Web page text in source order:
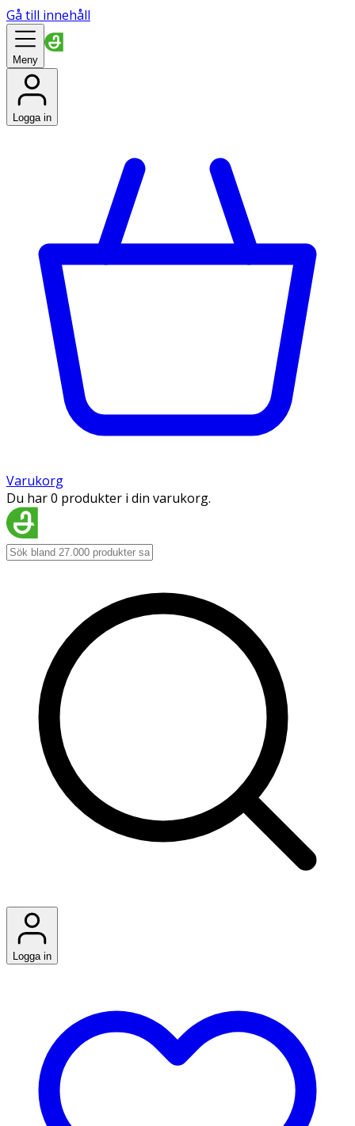
Gå till innehåll
Meny
Logga in
Varukorg
Du har 0 produkter i din varukorg.
Logga in